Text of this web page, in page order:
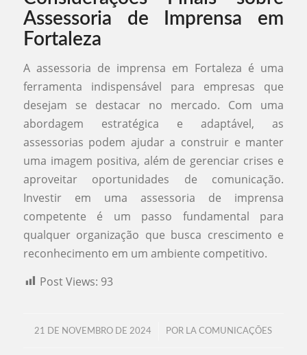
Assessoria de Imprensa em
Fortaleza
A assessoria de imprensa em Fortaleza é uma
ferramenta indispensável para empresas que
desejam se destacar no mercado. Com uma
abordagem estratégica e adaptável, as
assessorias podem ajudar a construir e manter
uma imagem positiva, além de gerenciar crises e
aproveitar oportunidades de comunicação.
Investir em uma assessoria de imprensa
competente é um passo fundamental para
qualquer organização que busca crescimento e
reconhecimento em um ambiente competitivo.
Post Views: 93
21 DE NOVEMBRO DE 2024
/ POR LA COMUNICAÇÕES